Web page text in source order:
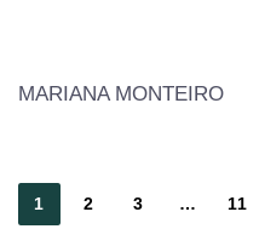
MARIANA MONTEIRO
1 2 3 … 11